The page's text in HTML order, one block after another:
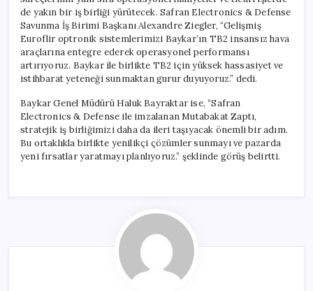
de yakın bir iş birliği yürütecek. Safran Electronics & Defense
Savunma İş Birimi Başkanı Alexandre Ziegler, “Gelişmiş
Euroflir optronik sistemlerimizi Baykar’ın TB2 insansız hava
araçlarına entegre ederek operasyonel performansı
artırıyoruz. Baykar ile birlikte TB2 için yüksek hassasiyet ve
istihbarat yeteneği sunmaktan gurur duyuyoruz.” dedi.
Baykar Genel Müdürü Haluk Bayraktar ise, “Safran
Electronics & Defense ile imzalanan Mutabakat Zaptı,
stratejik iş birliğimizi daha da ileri taşıyacak önemli bir adım.
Bu ortaklıkla birlikte yenilikçi çözümler sunmayı ve pazarda
yeni fırsatlar yaratmayı planlıyoruz.” şeklinde görüş belirtti.